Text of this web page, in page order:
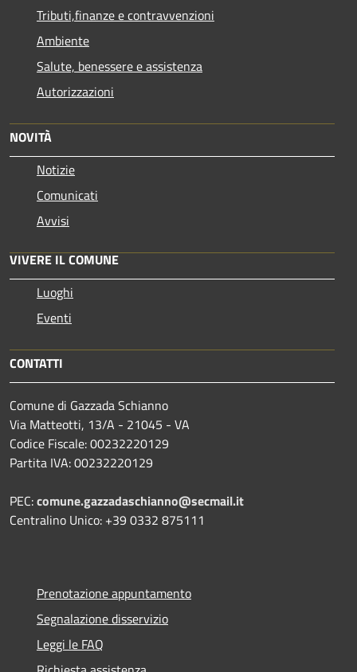
Tributi,finanze e contravvenzioni
Ambiente
Salute, benessere e assistenza
Autorizzazioni
NOVITÀ
Notizie
Comunicati
Avvisi
VIVERE IL COMUNE
Luoghi
Eventi
CONTATTI
Comune di Gazzada Schianno
Via Matteotti, 13/A - 21045 - VA
Codice Fiscale: 00232220129
Partita IVA: 00232220129
PEC:comune.gazzadaschianno@secmail.it
Centralino Unico: +39 0332 875111
Prenotazione appuntamento
Segnalazione disservizio
Leggi le FAQ